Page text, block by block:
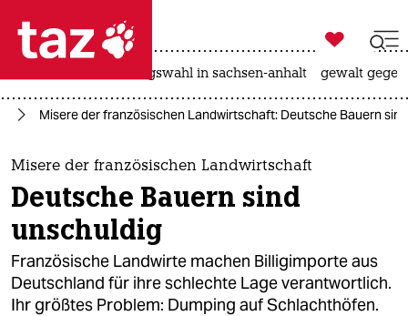
 taz zahl ich
taz zahl ich
themen
politik
öko
gesellschaft

taz zahl ich
landtagswahl in sachsen-anhalt gewalt
Misere der französischen Landwirtschaft: Deutsche Bauern
Misere der französischen Landwirtschaft
Deutsche Bauern sind
unschuldig
Französische Landwirte machen Billigimporte aus
Deutschland für ihre schlechte Lage verantwortlich.
Ihr größtes Problem: Dumping auf Schlachthöfen.